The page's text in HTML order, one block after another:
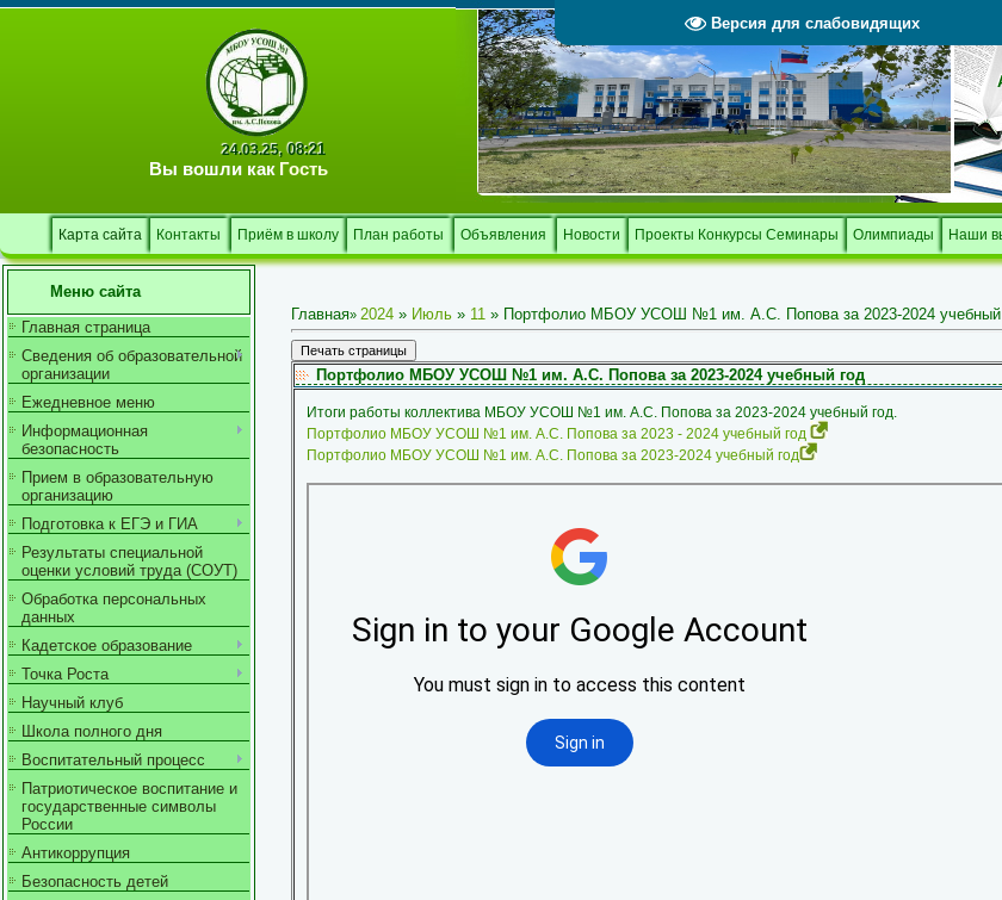
Версия для слабовидящих
24.03.25, 08:21
Вы вошли как Гость
Карта сайта Контакты Приём в школу План работы Объявления Новости Проекты Конкурсы Семинары Олимпиады Наши
Меню сайта
Главная страница
Сведения об образовательной
организации
Ежедневное меню
Информационная
безопасность
Прием в образовательную
организацию
Подготовка к ЕГЭ и ГИА
Результаты специальной
оценки условий труда (СОУТ)
Обработка персональных
данных
Кадетское образование
Точка Роста
Научный клуб
Школа полного дня
Воспитательный процесс
Патриотическое воспитание и
государственные символы
России
Антикоррупция
Безопасность детей
Главная» 2024 » Июль » 11 » Портфолио МБОУ УСОШ №1 им. А.С. Попова за 2023-2024 учебный
Портфолио МБОУ УСОШ №1 им. А.С. Попова за 2023-2024 учебный год
Итоги работы коллектива МБОУ УСОШ №1 им. А.С. Попова за 2023-2024 учебный год.
Портфолио МБОУ УСОШ №1 им. А.С. Попова за 2023 - 2024 учебный год
Портфолио МБОУ УСОШ №1 им. А.С. Попова за 2023-2024 учебный год